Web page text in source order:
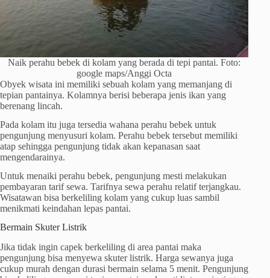
Naik perahu bebek di kolam yang berada di tepi pantai. Foto:
google maps/Anggi Octa
Obyek wisata ini memiliki sebuah kolam yang memanjang di
tepian pantainya. Kolamnya berisi beberapa jenis ikan yang
berenang lincah.
Pada kolam itu juga tersedia wahana perahu bebek untuk
pengunjung menyusuri kolam. Perahu bebek tersebut memiliki
atap sehingga pengunjung tidak akan kepanasan saat
mengendarainya.
Untuk menaiki perahu bebek, pengunjung mesti melakukan
pembayaran tarif sewa. Tarifnya sewa perahu relatif terjangkau.
Wisatawan bisa berkeliling kolam yang cukup luas sambil
menikmati keindahan lepas pantai.
Bermain Skuter Listrik
Jika tidak ingin capek berkeliling di area pantai maka
pengunjung bisa menyewa skuter listrik. Harga sewanya juga
cukup murah dengan durasi bermain selama 5 menit. Pengunjung